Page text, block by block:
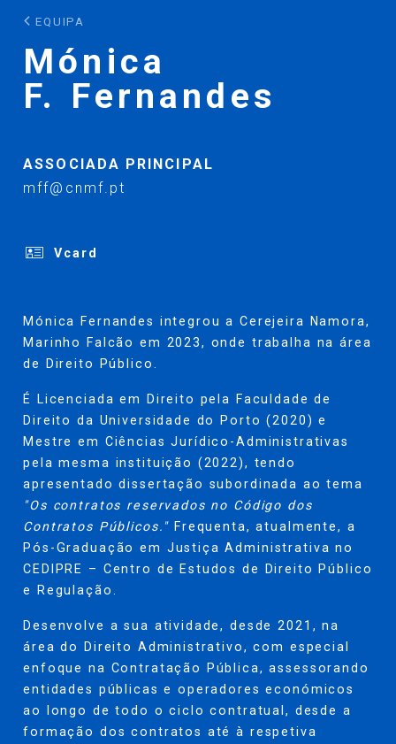
EQUIPA
Mónica
F. Fernandes
ASSOCIADA PRINCIPAL
mff@cnmf.pt
Vcard
Mónica Fernandes integrou a Cerejeira Namora,
Marinho Falcão em 2023, onde trabalha na área
de Direito Público.
É Licenciada em Direito pela Faculdade de
Direito da Universidade do Porto (2020) e
Mestre em Ciências Jurídico-Administrativas
pela mesma instituição (2022), tendo
apresentado dissertação subordinada ao tema
"Os contratos reservados no Código dos
Contratos Públicos." Frequenta, atualmente, a
Pós-Graduação em Justiça Administrativa no
CEDIPRE – Centro de Estudos de Direito Público
e Regulação.
Desenvolve a sua atividade, desde 2021, na
área do Direito Administrativo, com especial
enfoque na Contratação Pública, assessorando
entidades públicas e operadores económicos
ao longo de todo o ciclo contratual, desde a
formação dos contratos até à respetiva